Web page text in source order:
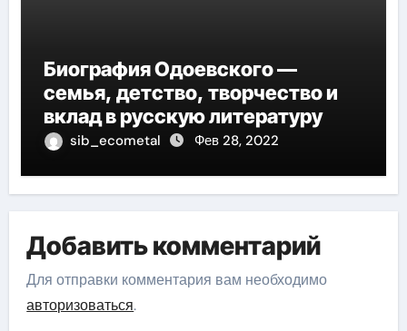
Биография Одоевского —
семья, детство, творчество и
вклад в русскую литературу
sib_ecometal Фев 28, 2022
Добавить комментарий
Для отправки комментария вам необходимо
авторизоваться.